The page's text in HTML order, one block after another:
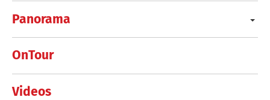
Panorama
OnTour
Videos